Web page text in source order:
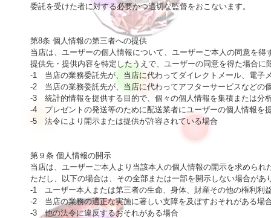
委託を受けた者に対する必要かつ適切な監督をおこないます。
第8条 個人情報の第三者への提供
当店は、ユーザーの個人情報について、ユーザーご本人の同意を
提供先・提供内容を特定したうえで、ユーザーの同意を得た場合
-1　当店の業務委託先が、当店に代わってダイレクトメール、電子
-2　当店の業務委託先が、当店に代わってアフターサービスなどの
-3　統計的情報を提供する目的で、個々の個人情報を集積または
-4　プレゼントの発送等のために配送業者にユーザーの個人情報を
-5　法令により開示または提供が許容されている場合
第９条 個人情報の開示
当店は、ユーザーご本人より当該本人の個人情報の開示を求められ
ただし、以下の場合は、その全部または一部を開示しない場合があ
-1　ユーザー本人または第三者の生命、身体、財産その他の権利利
-2　当店の業務の適正な実施に著しい支障を及ぼすおそれがある場
-3　他の法令に違反するおそれがある場合